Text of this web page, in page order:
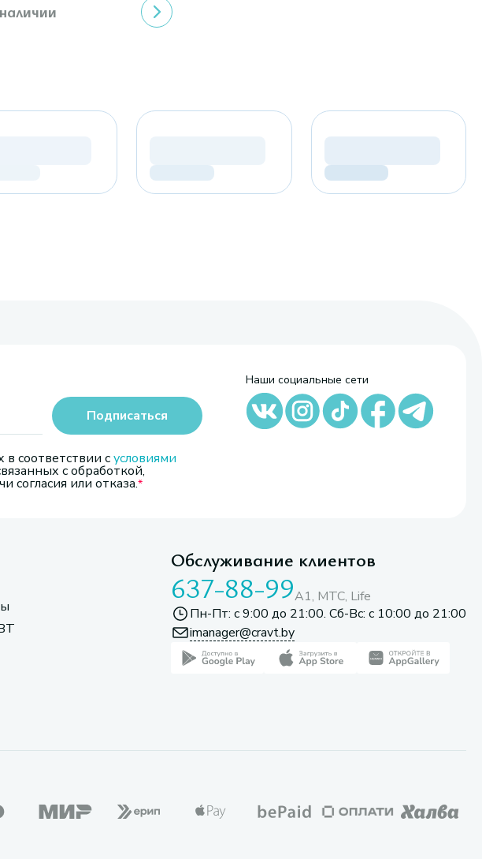
в соответствии сусловиями
с обработкой,
согласия или отказа.
Подписаться
Наши социальные сети
Обслуживание клиентов
637-88-99A1, МТС, Life
Пн-Пт: с 9:00 до 21:00. Сб-Вс: с 10:00 до 21:00
imanager@cravt.by